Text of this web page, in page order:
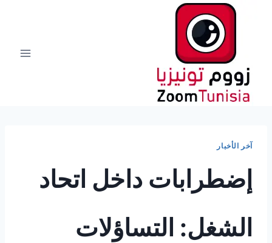
آخر الأخبار
إضطرابات داخل اتحاد
الشغل: التساؤلات